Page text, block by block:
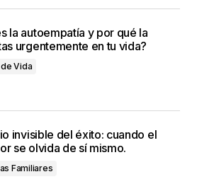
la autoempatía y por qué la
urgentemente en tu vida?
Vida
invisible del éxito: cuando el
se olvida de sí mismo.
Familiares